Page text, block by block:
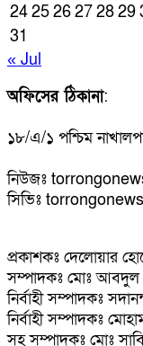
242526272829
31
« Jul
অফিসের ঠিকানা:
১৮/এ/১ পশ্চিম
নিউজঃ
সিভিঃ
প্রকাশকঃ দেলোয়ার
সম্পাদকঃ মোঃ আবদুল
নির্বাহী সম্পাদকঃ
নির্বাহী সম্পাদকঃ
সহ সম্পাদকঃ মোঃ